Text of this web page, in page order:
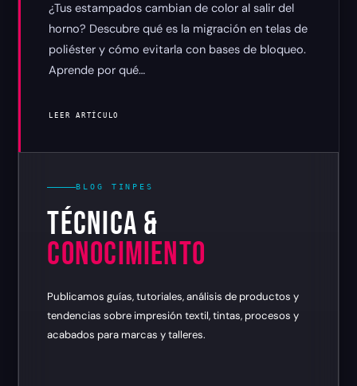
¿Tus estampados cambian de color al salir del
horno? Descubre qué es la migración en telas de
poliéster y cómo evitarla con bases de bloqueo.
Aprende por qué…
LEER ARTÍCULO
BLOG TINPES
TÉCNICA &
CONOCIMIENTO
Publicamos guías, tutoriales, análisis de productos y
tendencias sobre impresión textil, tintas, procesos y
acabados para marcas y talleres.